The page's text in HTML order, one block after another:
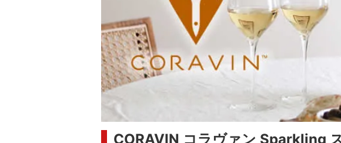
CORAVIN コラヴァン Sparkling